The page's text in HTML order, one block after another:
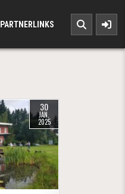
PARTNERLINKS
30
JAN.
2025